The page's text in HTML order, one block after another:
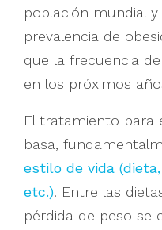
población mundial y
prevalencia de
que la frecuencia
en los próximos
El tratamiento para
basa,
estilo de vida
etc.). Entre las
pérdida de peso se